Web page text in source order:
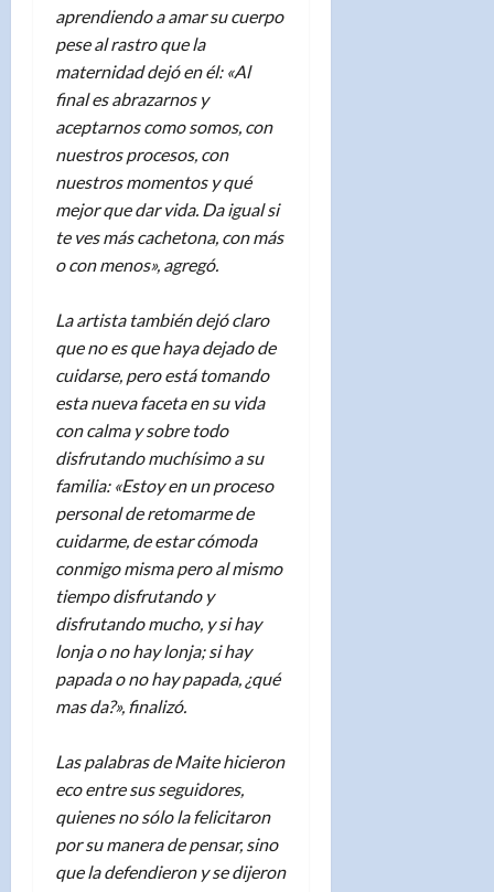
aprendiendo a amar su cuerpo
pese al rastro que la
maternidad dejó en él: «Al
final es abrazarnos y
aceptarnos como somos, con
nuestros procesos, con
nuestros momentos y qué
mejor que dar vida. Da igual si
te ves más cachetona, con más
o con menos», agregó.
La artista también dejó claro
que no es que haya dejado de
cuidarse, pero está tomando
esta nueva faceta en su vida
con calma y sobre todo
disfrutando muchísimo a su
familia: «Estoy en un proceso
personal de retomarme de
cuidarme, de estar cómoda
conmigo misma pero al mismo
tiempo disfrutando y
disfrutando mucho, y si hay
lonja o no hay lonja; si hay
papada o no hay papada, ¿qué
mas da?», finalizó.
Las palabras de Maite hicieron
eco entre sus seguidores,
quienes no sólo la felicitaron
por su manera de pensar, sino
que la defendieron y se dijeron